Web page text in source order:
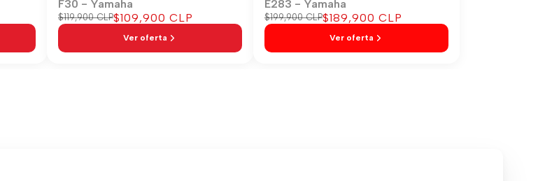
F30 - Yamaha
Precio
regular
$119,900 CLPPrecio
venta
$109,900 CLP
Ver oferta
E283 - Yamaha
Precio
regular
$199,900 CLPPrecio
venta
$189,900 CLP
Ver oferta